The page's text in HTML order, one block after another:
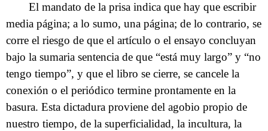
El mandato de la prisa indica que hay que escribir
media página; a lo sumo, una página; de lo contrario, se
corre el riesgo de que el artículo o el ensayo concluyan
bajo la sumaria sentencia de que “está muy largo” y “no
tengo tiempo”, y que el libro se cierre, se cancele la
conexión o el periódico termine prontamente en la
basura. Esta dictadura proviene del agobio propio de
nuestro tiempo, de la superficialidad, la incultura, la